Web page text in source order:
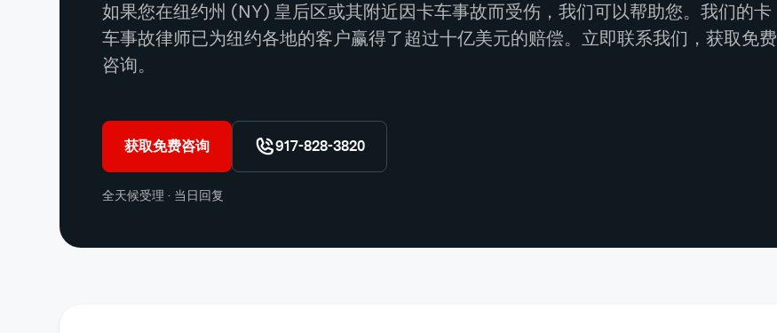
如果您在纽约州 (NY) 皇后区或其附近因卡车事故而受伤，我们可以帮助您。我们的卡
车事故律师已为纽约各地的客户赢得了超过十亿美元的赔偿。立即联系我们，获取免费
咨询。
获取免费咨询 917-828-3820
全天候受理 · 当日回复